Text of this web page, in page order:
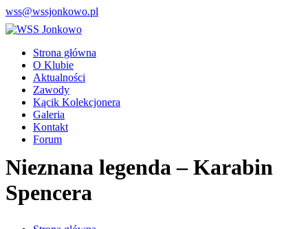
wss@wssjonkowo.pl
Strona główna
O Klubie
Aktualności
Zawody
Kącik Kolekcjonera
Galeria
Kontakt
Forum
Nieznana legenda – Karabin
Spencera